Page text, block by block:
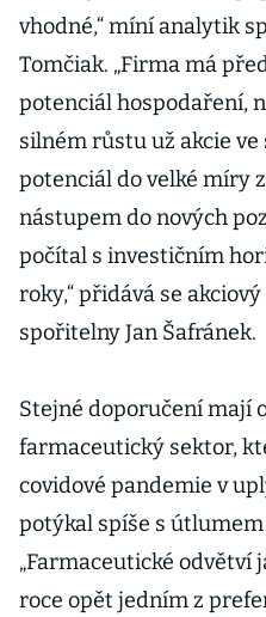
vhodné,“ míní analytik
Tomčiak. „Firma má
potenciál hospodaření,
silném růstu už akcie
potenciál do velké míry
nástupem do nových
počítal s investičním
roky,“ přidává se
spořitelny Jan Šafránek.
Stejné doporučení mají
farmaceutický sektor,
covidové pandemie v
potýkal spíše s
„Farmaceutické odvětví
roce opět jedním z